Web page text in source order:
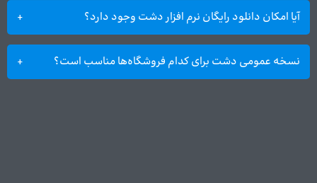
آیا امکان دانلود رایگان نرم افزار دشت وجود دارد؟
نسخه عمومی دشت برای کدام فروشگاه‌ها مناسب است؟